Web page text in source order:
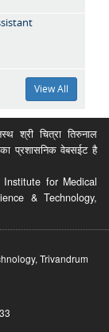
View All
श्री चित्रा तिरुनाल
का प्रशासनिक वेबसईट है
for Medical
& Technology,
Trivandrum